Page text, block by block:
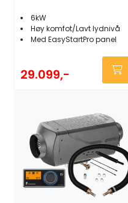
6kW
Høy komfot/Lavt lydnivå
Med EasyStartPro panel
29.099,-